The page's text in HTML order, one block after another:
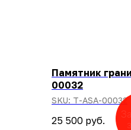
Памятник
00032
SKU: T-ASA-00032
25 500 руб.